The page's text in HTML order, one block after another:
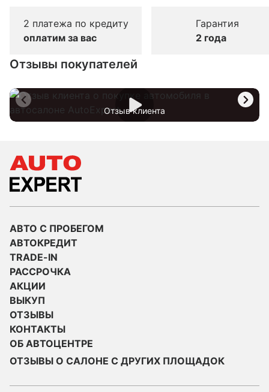
2 платежа по кредиту
оплатим за вас
Гарантия
2 года
Отзывы покупателей
Отзыв клиента
АВТО С ПРОБЕГОМ
АВТОКРЕДИТ
TRADE-IN
РАССРОЧКА
АКЦИИ
ВЫКУП
ОТЗЫВЫ
КОНТАКТЫ
ОБ АВТОЦЕНТРЕ
ОТЗЫВЫ О САЛОНЕ С ДРУГИХ ПЛОЩАДОК